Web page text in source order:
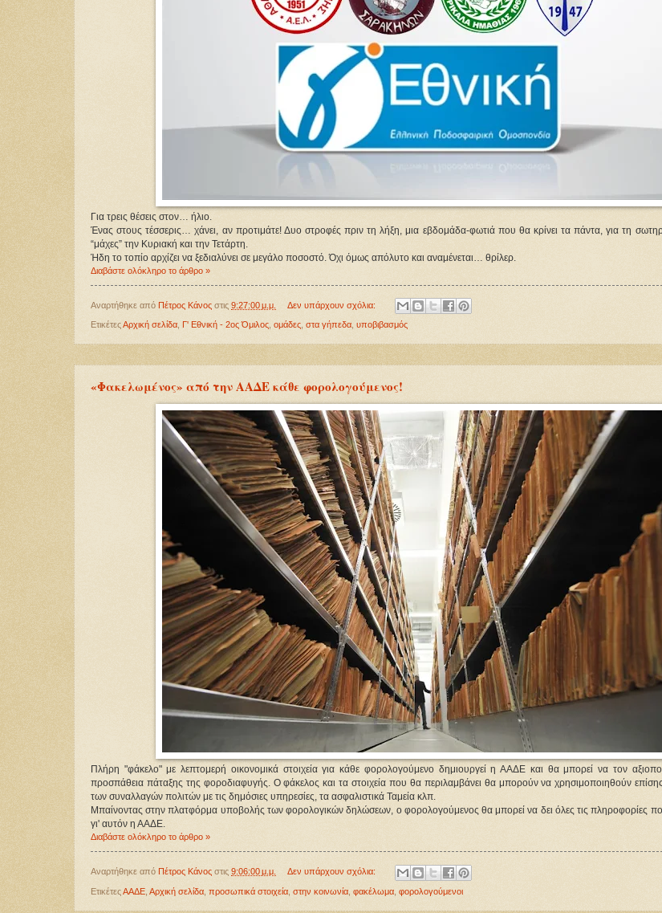
Για τρεις θέσεις στον… ήλιο.
Ένας στους τέσσερις… χάνει, αν προτιμάτε! Δυο στροφές πριν τη λήξη, μια εβδομάδα-φωτιά που θα κρίνει τα πάντα, για τη
“μάχες” την Κυριακή και την Τετάρτη.
Ήδη το τοπίο αρχίζει να ξεδιαλύνει σε μεγάλο ποσοστό. Όχι όμως απόλυτο και αναμένεται… θρίλερ.
Διαβάστε ολόκληρο το άρθρο »
Αναρτήθηκε από Πέτρος Κάνος στις 9:27:00 μ.μ. Δεν υπάρχουν σχόλια:
ΕτικέτεςΑρχική σελίδα Γ' Εθνική - 2ος Όμιλος ομάδες στα γήπεδα υποβιβασμός
«Φακελωμένος» από την ΑΑΔΕ κάθε φορολογούμενος!
Πλήρη "φάκελο" με λεπτομερή οικονομικά στοιχεία για κάθε φορολογούμενο δημιουργεί η ΑΑΔΕ και θα μπορεί να τον
προσπάθεια πάταξης της φοροδιαφυγής. Ο φάκελος και τα στοιχεία που θα περιλαμβάνει θα μπορούν να χρησιμοποιηθούν
των συναλλαγών πολιτών με τις δημόσιες υπηρεσίες, τα ασφαλιστικά Ταμεία κλπ.
Μπαίνοντας στην πλατφόρμα υποβολής των φορολογικών δηλώσεων, ο φορολογούμενος θα μπορεί να δει όλες τις πληροφορίες
γι' αυτόν η ΑΑΔΕ.
Διαβάστε ολόκληρο το άρθρο »
Αναρτήθηκε από Πέτρος Κάνος στις 9:06:00 μ.μ. Δεν υπάρχουν σχόλια:
ΕτικέτεςΑΑΔΕ Αρχική σελίδα προσωπικά στοιχεία στην κοινωνία φακέλωμα φορολογούμενοι